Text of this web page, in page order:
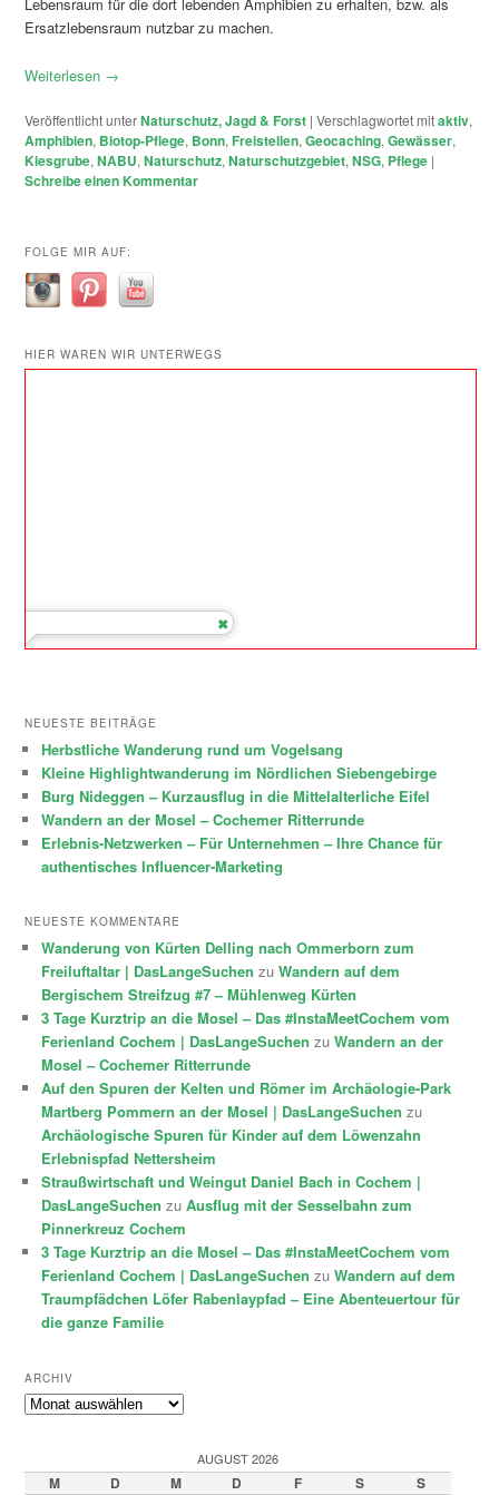
Lebensraum für die dort lebenden Amphibien zu erhalten, bzw. als
Ersatzlebensraum nutzbar zu machen.
Weiterlesen →
Veröffentlicht unterNaturschutz, Jagd & Forst |Verschlagwortet mitaktiv,
Amphibien, Biotop-Pflege, Bonn,Freistellen,Geocaching,Gewässer,
Kiesgrube,NABU,Naturschutz,Naturschutzgebiet,NSG, Pflege |
Schreibe einen Kommentar
FOLGE MIR AUF:
HIER WAREN WIR UNTERWEGS
NEUESTE BEITRÄGE
Herbstliche Wanderung rund um Vogelsang
Kleine Highlightwanderung im Nördlichen Siebengebirge
Burg Nideggen – Kurzausflug in die Mittelalterliche Eifel
Wandern an der Mosel – Cochemer Ritterrunde
Erlebnis-Netzwerken – Für Unternehmen – Ihre Chance für
authentisches Influencer-Marketing
NEUESTE KOMMENTARE
Wanderung von Kürten Delling nach Ommerborn zum
Freiluftaltar | DasLangeSuchen zuWandern auf dem
Bergischem Streifzug #7 – Mühlenweg Kürten
3 Tage Kurztrip an die Mosel – Das #InstaMeetCochem vom
Ferienland Cochem | DasLangeSuchen zuWandern an der
Mosel – Cochemer Ritterrunde
Auf den Spuren der Kelten und Römer im Archäologie-Park
Martberg Pommern an der Mosel | DasLangeSuchen zu
Archäologische Spuren für Kinder auf dem Löwenzahn
Erlebnispfad Nettersheim
Straußwirtschaft und Weingut Daniel Bach in Cochem |
DasLangeSuchen zuAusflug mit der Sesselbahn zum
Pinnerkreuz Cochem
3 Tage Kurztrip an die Mosel – Das #InstaMeetCochem vom
Ferienland Cochem | DasLangeSuchen zuWandern auf dem
Traumpfädchen Löfer Rabenlaypfad – Eine Abenteuertour für
die ganze Familie
ARCHIV
Archiv
AUGUST 2026
M D M D F S S